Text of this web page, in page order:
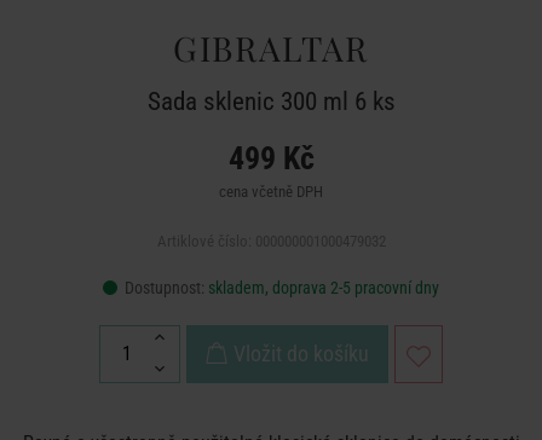
GIBRALTAR
Sada sklenic 300 ml 6 ks
499 Kč
cena včetně DPH
Dostupnost: skladem, doprava 2-5 pracovní dny
Vložit do košíku